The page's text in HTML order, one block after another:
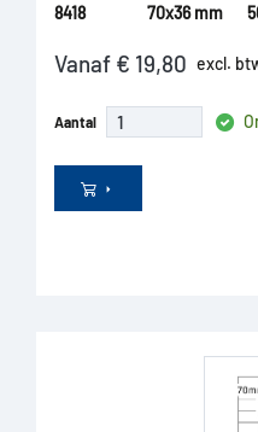
8418
70x36 mm
Vanaf € 19,80 excl.
Aantal